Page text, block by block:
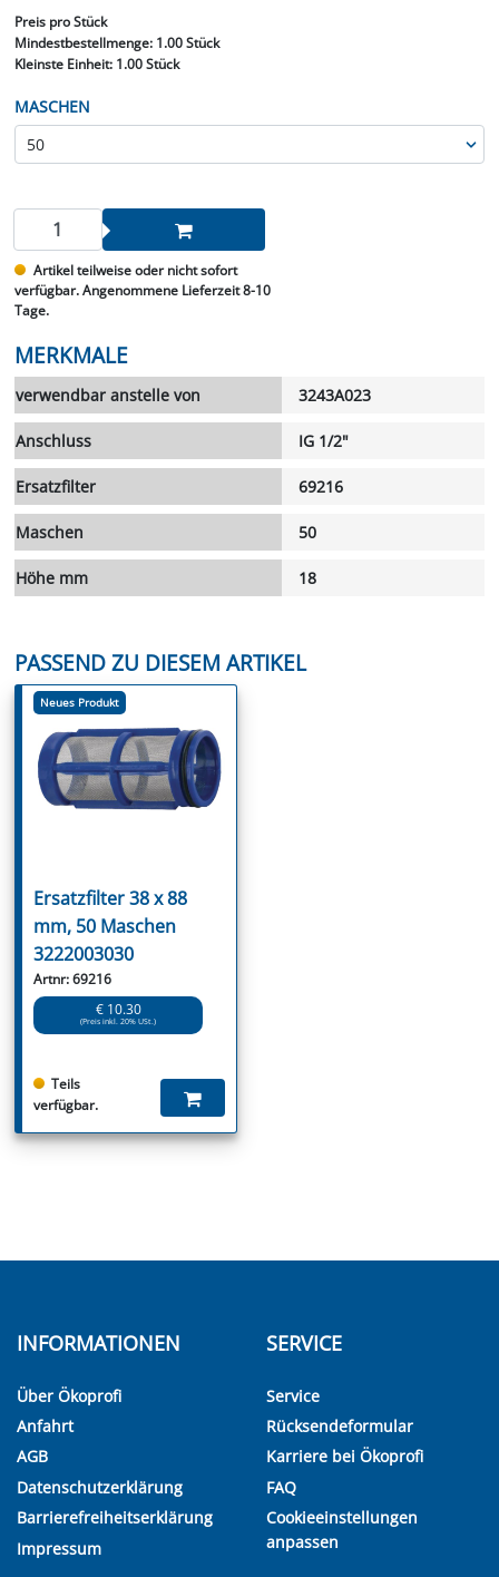
Preis pro Stück
Mindestbestellmenge: 1.00 Stück
Kleinste Einheit:1.00 Stück
MASCHEN
Artikel teilweise oder nicht sofort
verfügbar. Angenommene Lieferzeit 8-10
Tage.
MERKMALE
verwendbar anstelle von 3243A023
Anschluss IG 1/2"
Ersatzfilter 69216
Maschen 50
Höhe mm 18
PASSEND ZU DIESEM ARTIKEL
Neues Produkt
Ersatzfilter 38 x 88
mm, 50 Maschen
3222003030
Artnr: 69216
€ 10.30
(Preis inkl. 20% USt.)
Teils
verfügbar.
INFORMATIONEN
Über Ökoprofi
Anfahrt
AGB
Datenschutzerklärung
Barrierefreiheitserklärung
Impressum
SERVICE
Service
Rücksendeformular
Karriere bei Ökoprofi
FAQ
Cookieeinstellungen
anpassen